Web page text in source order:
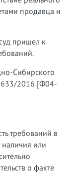
продавца и
пришел к
Сибирского
2016 [Ф04-
требований в
наличия или
о факте